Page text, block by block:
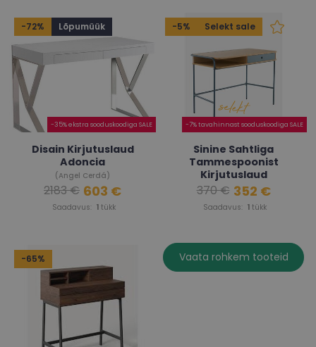
-72% Lõpumüük
-35% ekstra sooduskoodiga SALE
Disain Kirjutuslaud
Adoncia
(Angel Cerdá)
Saadavus: 1tükk
2183 € 603 €
-5% Selekt sale
-7% tavahinnast sooduskoodiga SALE
Sinine Sahtliga
Tammespoonist
Kirjutuslaud
(Jonsi)
Saadavus:
1tükk
370 € 352 €
-65% Vaata rohkem tooteid